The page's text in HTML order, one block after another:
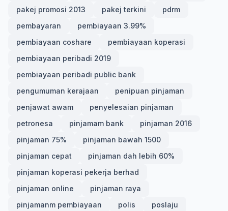
pakej promosi 2013
pakej terkini
pdrm
pembayaran
pembiayaan 3.99%
pembiayaan coshare
pembiayaan koperasi
pembiayaan peribadi 2019
pembiayaan peribadi public bank
pengumuman kerajaan
penipuan pinjaman
penjawat awam
penyelesaian pinjaman
petronesa
pinjamam bank
pinjaman 2016
pinjaman 75%
pinjaman bawah 1500
pinjaman cepat
pinjaman dah lebih 60%
pinjaman koperasi pekerja berhad
pinjaman online
pinjaman raya
pinjamanm pembiayaan
polis
poslaju